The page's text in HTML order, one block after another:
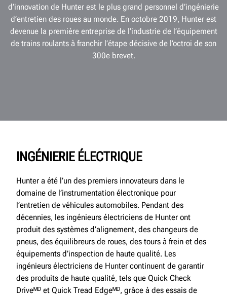
d’innovation de Hunter est le plus grand personnel d’ingénierie
d’entretien des roues au monde. En octobre 2019, Hunter est
devenue la première entreprise de l’industrie de l’équipement
de trains roulants à franchir l’étape décisive de l’octroi de son
300e brevet.
INGÉNIERIE ÉLECTRIQUE
Hunter a été l’un des premiers innovateurs dans le
domaine de l’instrumentation électronique pour
l’entretien de véhicules automobiles. Pendant des
décennies, les ingénieurs électriciens de Hunter ont
produit des systèmes d’alignement, des changeurs de
pneus, des équilibreurs de roues, des tours à frein et des
équipements d’inspection de haute qualité. Les
ingénieurs électriciens de Hunter continuent de garantir
des produits de haute qualité, tels que Quick Check
Driveᴹᴰ et Quick Tread Edgeᴹᴰ, grâce à des essais de